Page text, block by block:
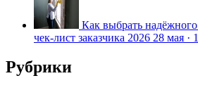
Как выбрать
чек-лист заказчика 2026 28 мая ·
Рубрики